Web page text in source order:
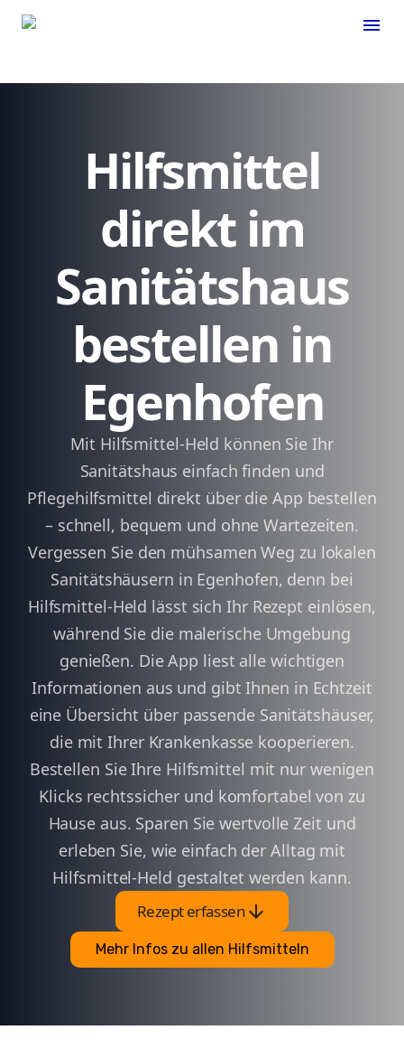
menu
Hilfsmittel
direkt im
Sanitätshaus
bestellen in
Egenhofen
Mit Hilfsmittel-Held können Sie Ihr
Sanitätshaus einfach finden und
Pflegehilfsmittel direkt über die App bestellen
– schnell, bequem und ohne Wartezeiten.
Vergessen Sie den mühsamen Weg zu lokalen
Sanitätshäusern in Egenhofen, denn bei
Hilfsmittel-Held lässt sich Ihr Rezept einlösen,
während Sie die malerische Umgebung
genießen. Die App liest alle wichtigen
Informationen aus und gibt Ihnen in Echtzeit
eine Übersicht über passende Sanitätshäuser,
die mit Ihrer Krankenkasse kooperieren.
Bestellen Sie Ihre Hilfsmittel mit nur wenigen
Klicks rechtssicher und komfortabel von zu
Hause aus. Sparen Sie wertvolle Zeit und
erleben Sie, wie einfach der Alltag mit
Hilfsmittel-Held gestaltet werden kann.
Rezept erfassenarrow_downward
Mehr Infos zu allen Hilfsmitteln